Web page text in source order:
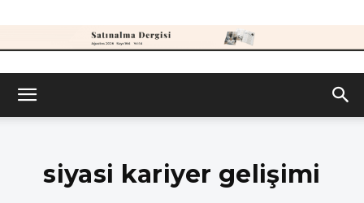
siyasi kariyer gelişimi